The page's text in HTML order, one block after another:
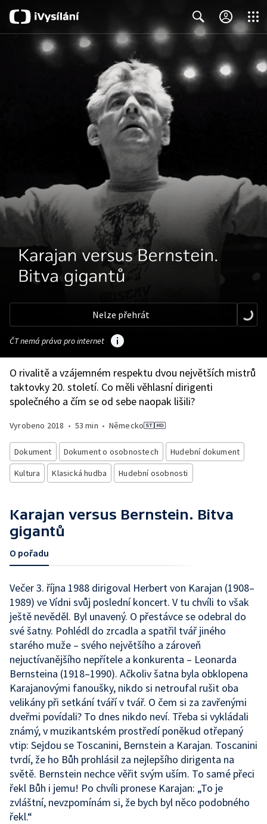
Search Close
Nelze přehrát
ČT nemá práva pro internet
O rivalitě a vzájemném respektu dvou největších mistrů
taktovky 20. století. Co měli věhlasní dirigenti
společného a čím se od sebe naopak lišili?
Vyrobeno 2018 • 53 min • Německo
Dokument Dokument o osobnostech
Hudební dokument
Kultura
Klasická hudba Hudební osobnosti
Karajan versus Bernstein. Bitva
gigantů
O pořadu
Večer 3. října 1988 dirigoval Herbert von Karajan (1908–
1989) ve Vídni svůj poslední koncert. V tu chvíli to však
ještě nevěděl. Byl unavený. O přestávce se odebral do
své šatny. Pohlédl do zrcadla a spatřil tvář jiného
starého muže – svého největšího a zároveň
nejuctívanějšího nepřítele a konkurenta – Leonarda
Bernsteina (1918–1990). Ačkoliv šatna byla obklopena
Karajanovými fanoušky, nikdo si netroufal rušit oba
velikány při setkání tváří v tvář. O čem si za zavřenými
dveřmi povídali? To dnes nikdo neví. Třeba si vykládali
známý, v muzikantském prostředí poněkud otřepaný
vtip: Sejdou se Toscanini, Bernstein a Karajan. Toscanini
tvrdí, že ho Bůh prohlásil za nejlepšího dirigenta na
světě. Bernstein nechce věřit svým uším. To samé přeci
řekl Bůh i jemu! Po chvíli pronese Karajan: „To je
zvláštní, nevzpomínám si, že bych byl něco podobného
řekl.“